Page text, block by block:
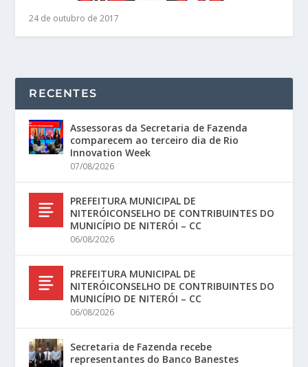
24 de outubro de 2017
RECENTES
Assessoras da Secretaria de Fazenda
comparecem ao terceiro dia de Rio
Innovation Week
07/08/2026
PREFEITURA MUNICIPAL DE
NITERÓICONSELHO DE CONTRIBUINTES DO
MUNICÍPIO DE NITERÓI – CC
06/08/2026
PREFEITURA MUNICIPAL DE
NITERÓICONSELHO DE CONTRIBUINTES DO
MUNICÍPIO DE NITERÓI – CC
06/08/2026
Secretaria de Fazenda recebe
representantes do Banco Banestes